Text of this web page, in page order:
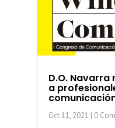
D.O. Navarra
a
Oct 11, 2021 | 0